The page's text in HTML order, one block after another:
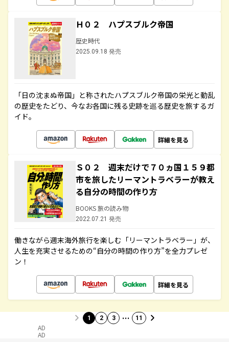
Ｈ０２ ハプスブルク帝国
歴史時代
2025.09.18 発売
「日の沈まぬ帝国」と称されたハプスブルク帝国の栄光と動乱
の歴史をたどり、今なお各国に残る史跡を巡る歴史を旅するガ
イド。
詳細を見る
Ｓ０２ 週末だけで７０ヵ国１５９都
市を旅したリーマントラベラーが教え
る自分の時間の作り方
BOOKS 旅の読み物
2022.07.21 発売
働きながら週末海外旅行を楽しむ「リーマントラベラー」が、
人生を充実させるための“自分の時間の作り方”を全力プレゼ
ン！
詳細を見る
1 2 3 … 11
AD
AD